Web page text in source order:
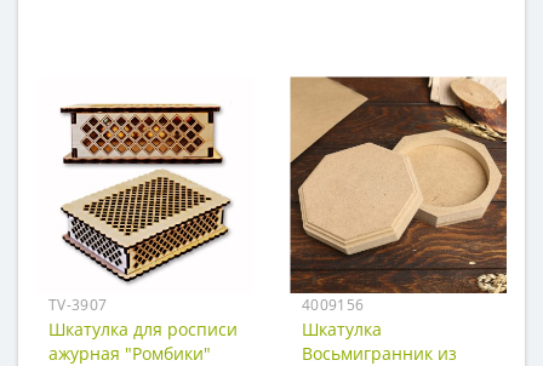
TV-3907
Шкатулка для росписи
ажурная "Ромбики"
4009156
Шкатулка
Восьмигранник из